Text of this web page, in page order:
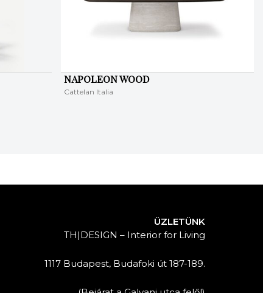
NAPOLEON WOOD
Cattelan Italia
ÜZLETÜNK
TH|DESIGN – Interior for Living
1117 Budapest, Budafoki út 187-189.